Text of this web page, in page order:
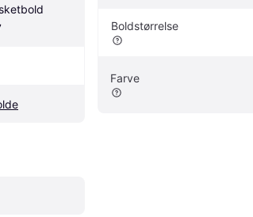
Boldstørrelse
Farve